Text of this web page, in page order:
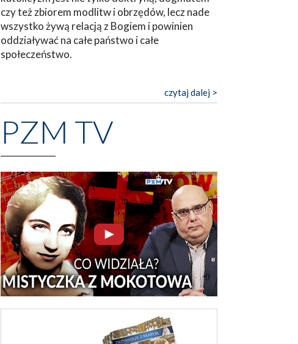
czy też zbiorem modlitw i obrzędów, lecz nade
wszystko żywą relacją z Bogiem i powinien
oddziaływać na całe państwo i całe
społeczeństwo.
czytaj dalej >
PZM TV